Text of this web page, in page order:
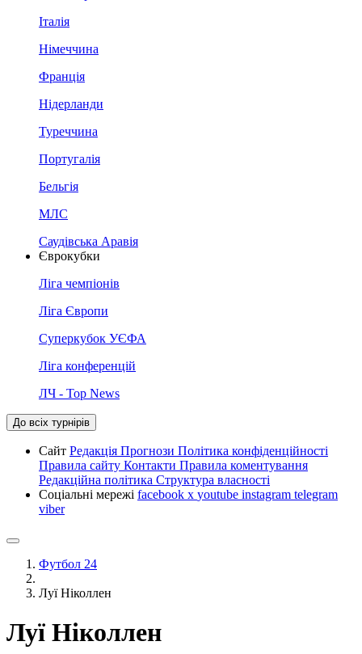
Італія
Німеччина
Франція
Нідерланди
Туреччина
Португалія
Бельгія
МЛС
Саудівська Аравія
Єврокубки
Ліга чемпіонів
Ліга Європи
Суперкубок УЄФА
Ліга конференцій
ЛЧ - Top News
До всіх турнірів
Сайт Редакція Прогнози Політика конфіденційності
Правила сайту Контакти Правила коментування
Редакційна політика Структура власності
Соціальні мережі facebook x youtube instagram telegram
viber
Футбол 24
Луї Ніколлен
Луї Ніколлен